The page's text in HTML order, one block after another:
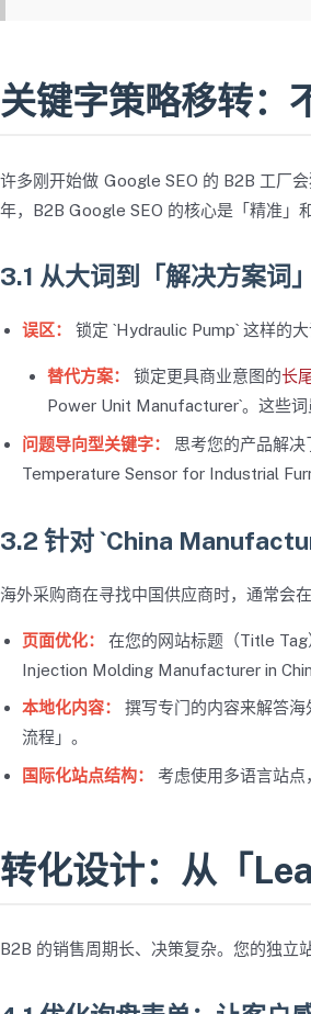
关键字策略移转：
许多刚开始做 Google SEO 的 B2B 工厂
年，B2B Google SEO 的核心是「精准」
3.1 从大词到「解决方案词」
误区： 锁定 `Hydraulic Pump` 这样的
替代方案： 锁定更具商业意图的长
Power Unit Manufacturer`。这些词
问题导向型关键字：
思考您的产品解
Temperature Sensor for Industrial
3.2 针对 `China
海外采购商在寻找中国供应商时，通常会
页面优化：
在您的网站标题（Title
Injection Molding Manufacturer in
本地化内容：
撰写专门的内容来解答
流程」。
国际化站点结构： 考虑使用多语言站点
转化设计：从「
B2B 的销售周期长、决策复杂。您的独立